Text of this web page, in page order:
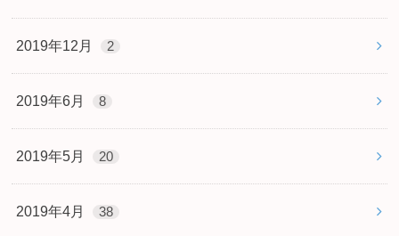
2019年12月 2
2019年6月 8
2019年5月 20
2019年4月 38